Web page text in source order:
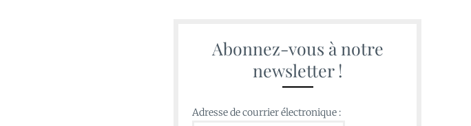
Abonnez-vous à notre
newsletter !
Adresse de courrier électronique :